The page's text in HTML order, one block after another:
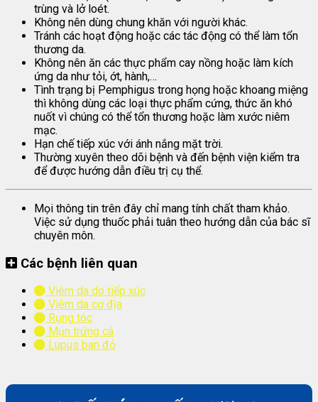
trùng và lở loét.
Không nên dùng chung khăn với người khác.
Tránh các hoạt động hoặc các tác động có thể làm tổn
thương da.
Không nên ăn các thực phẩm cay nồng hoặc làm kích
ứng da như tỏi, ớt, hành,…
Tình trạng bị Pemphigus trong họng hoặc khoang miệng
thì không dùng các loại thực phẩm cứng, thức ăn khó
nuốt vì chúng có thể tổn thương hoặc làm xước niêm
mạc.
Hạn chế tiếp xúc với ánh nắng mặt trời.
Thường xuyên theo dõi bệnh và đến bệnh viện kiểm tra
để được hướng dẫn điều trị cụ thể.
Mọi thông tin trên đây chỉ mang tính chất tham khảo.
Việc sử dụng thuốc phải tuân theo hướng dẫn của bác sĩ
chuyên môn.
Các bệnh liên quan
Viêm da do tiếp xúc
Viêm da cơ địa
Rụng tóc
Mụn trứng cá
Lupus ban đỏ